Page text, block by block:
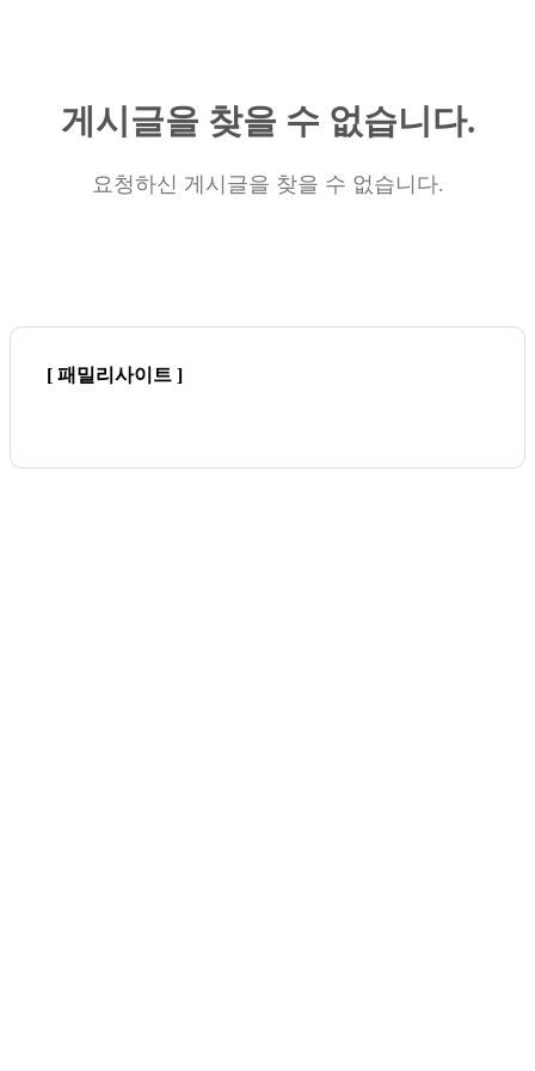
게시글을 찾을 수 없습니다.
요청하신 게시글을 찾을 수 없습니다.
[ 패밀리사이트 ]